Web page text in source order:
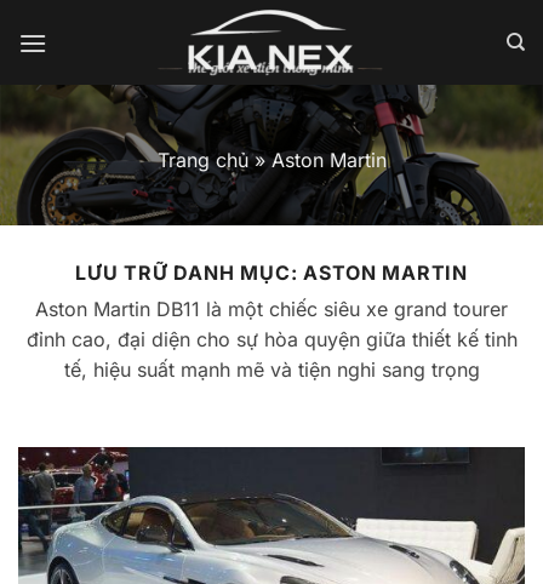
qua
dung
Trang chủ»Aston Martin
LƯU TRỮ DANH MỤC:ASTON MARTIN
Aston Martin DB11 là một chiếc siêu xe grand tourer
đỉnh cao, đại diện cho sự hòa quyện giữa thiết kế tinh
tế, hiệu suất mạnh mẽ và tiện nghi sang trọng